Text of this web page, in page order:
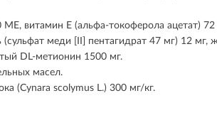
витамин Е (альфа-токоферола ацетат) 72
меди [II] пентагидрат 47 мг) 12 мг,
DL-метионин 1500 мг.
масел.
(Cynara scolymus L.) 300 мг/кг.